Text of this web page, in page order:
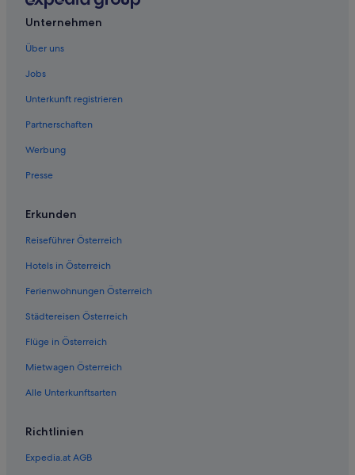
Hotels nahe Sunset Strip
West Hollywood Hotels
Villen in West Hollywood
Unternehmen
Über uns
Jobs
Unterkunft registrieren
Partnerschaften
Werbung
Presse
Erkunden
Reiseführer Österreich
Hotels in Österreich
Ferienwohnungen Österreich
Städtereisen Österreich
Flüge in Österreich
Mietwagen Österreich
Alle Unterkunftsarten
Richtlinien
Expedia.at AGB